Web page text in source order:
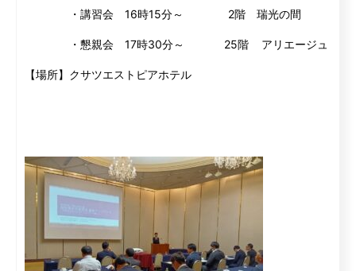
・講習会 16時15分～ 2階 瑞光の間
・懇親会 17時30分～ 25階 アリエージュ
【場所】クサツエストピアホテル